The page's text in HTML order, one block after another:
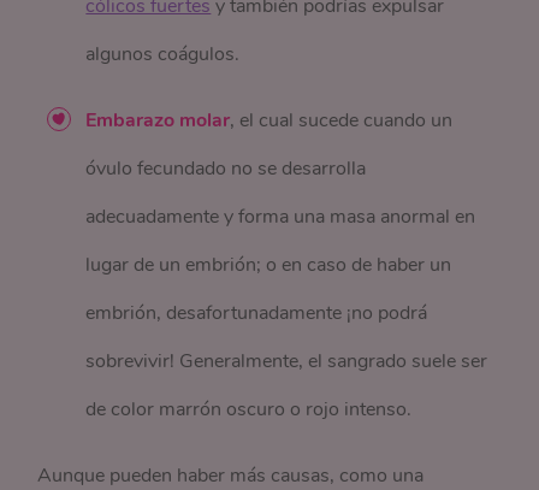
cólicos fuertes y también podrías expulsar
algunos coágulos.
Embarazo molar, el cual sucede cuando un
óvulo fecundado no se desarrolla
adecuadamente y forma una masa anormal en
lugar de un embrión; o en caso de haber un
embrión, desafortunadamente ¡no podrá
sobrevivir! Generalmente, el sangrado suele ser
de color marrón oscuro o rojo intenso.
Aunque pueden haber más causas, como una